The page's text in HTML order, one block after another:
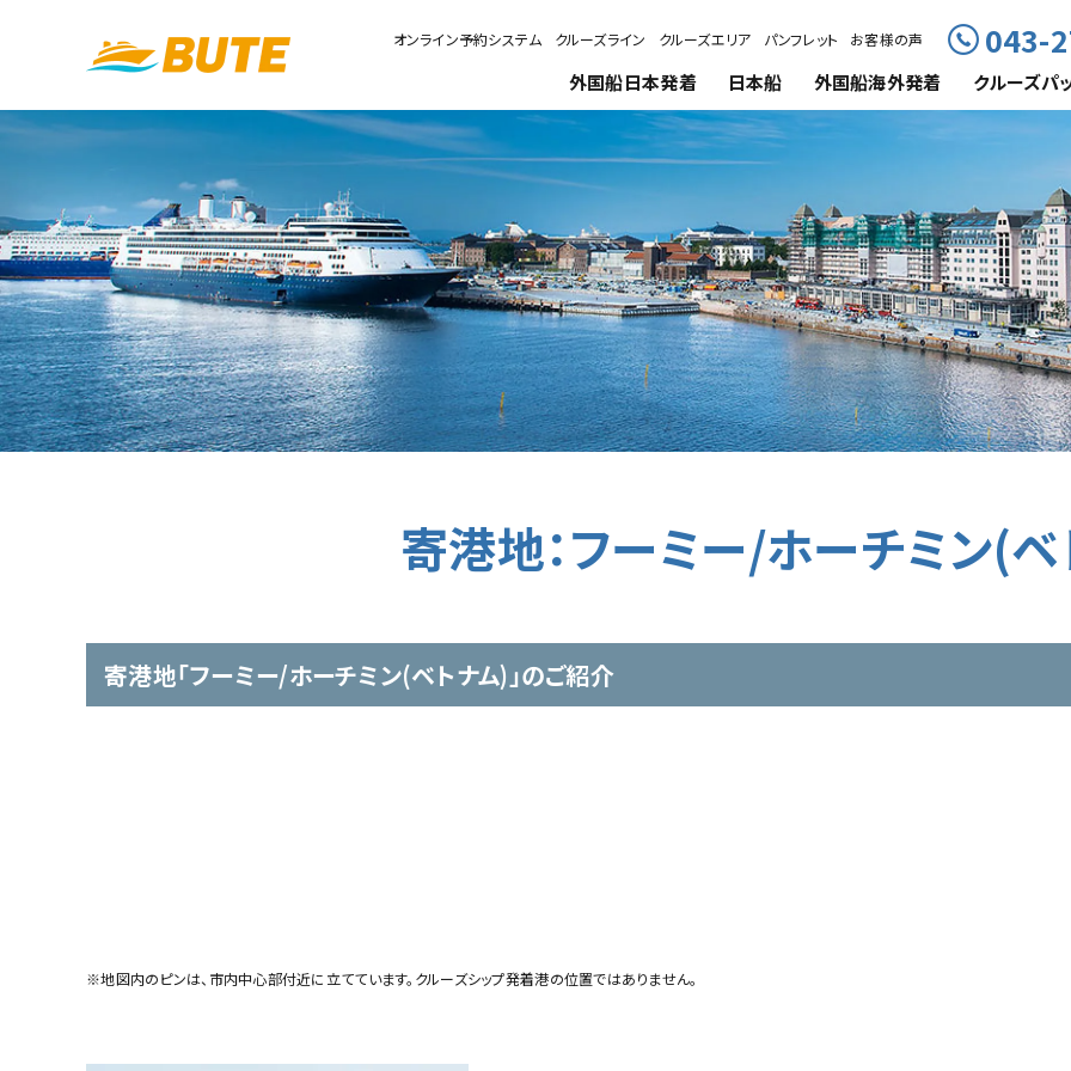
外国船日本発着 日本船 外国船海外発着 クルーズパ
オンライン予約システム クルーズライン クルーズエリア パンフレット お客様の声 043-
寄港地：フーミー/ホーチミン(
寄港地「フーミー/ホーチミン(ベトナム)」のご紹介
※地図内のピンは、市内中心部付近に立てています。クルーズシップ発着港の位置ではありません。